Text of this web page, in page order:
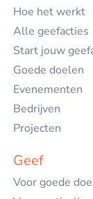
Hoe het werkt
Alle geefacties
Start jouw
Goede doelen
Evenementen
Bedrijven
Projecten
Geef
Voor goede